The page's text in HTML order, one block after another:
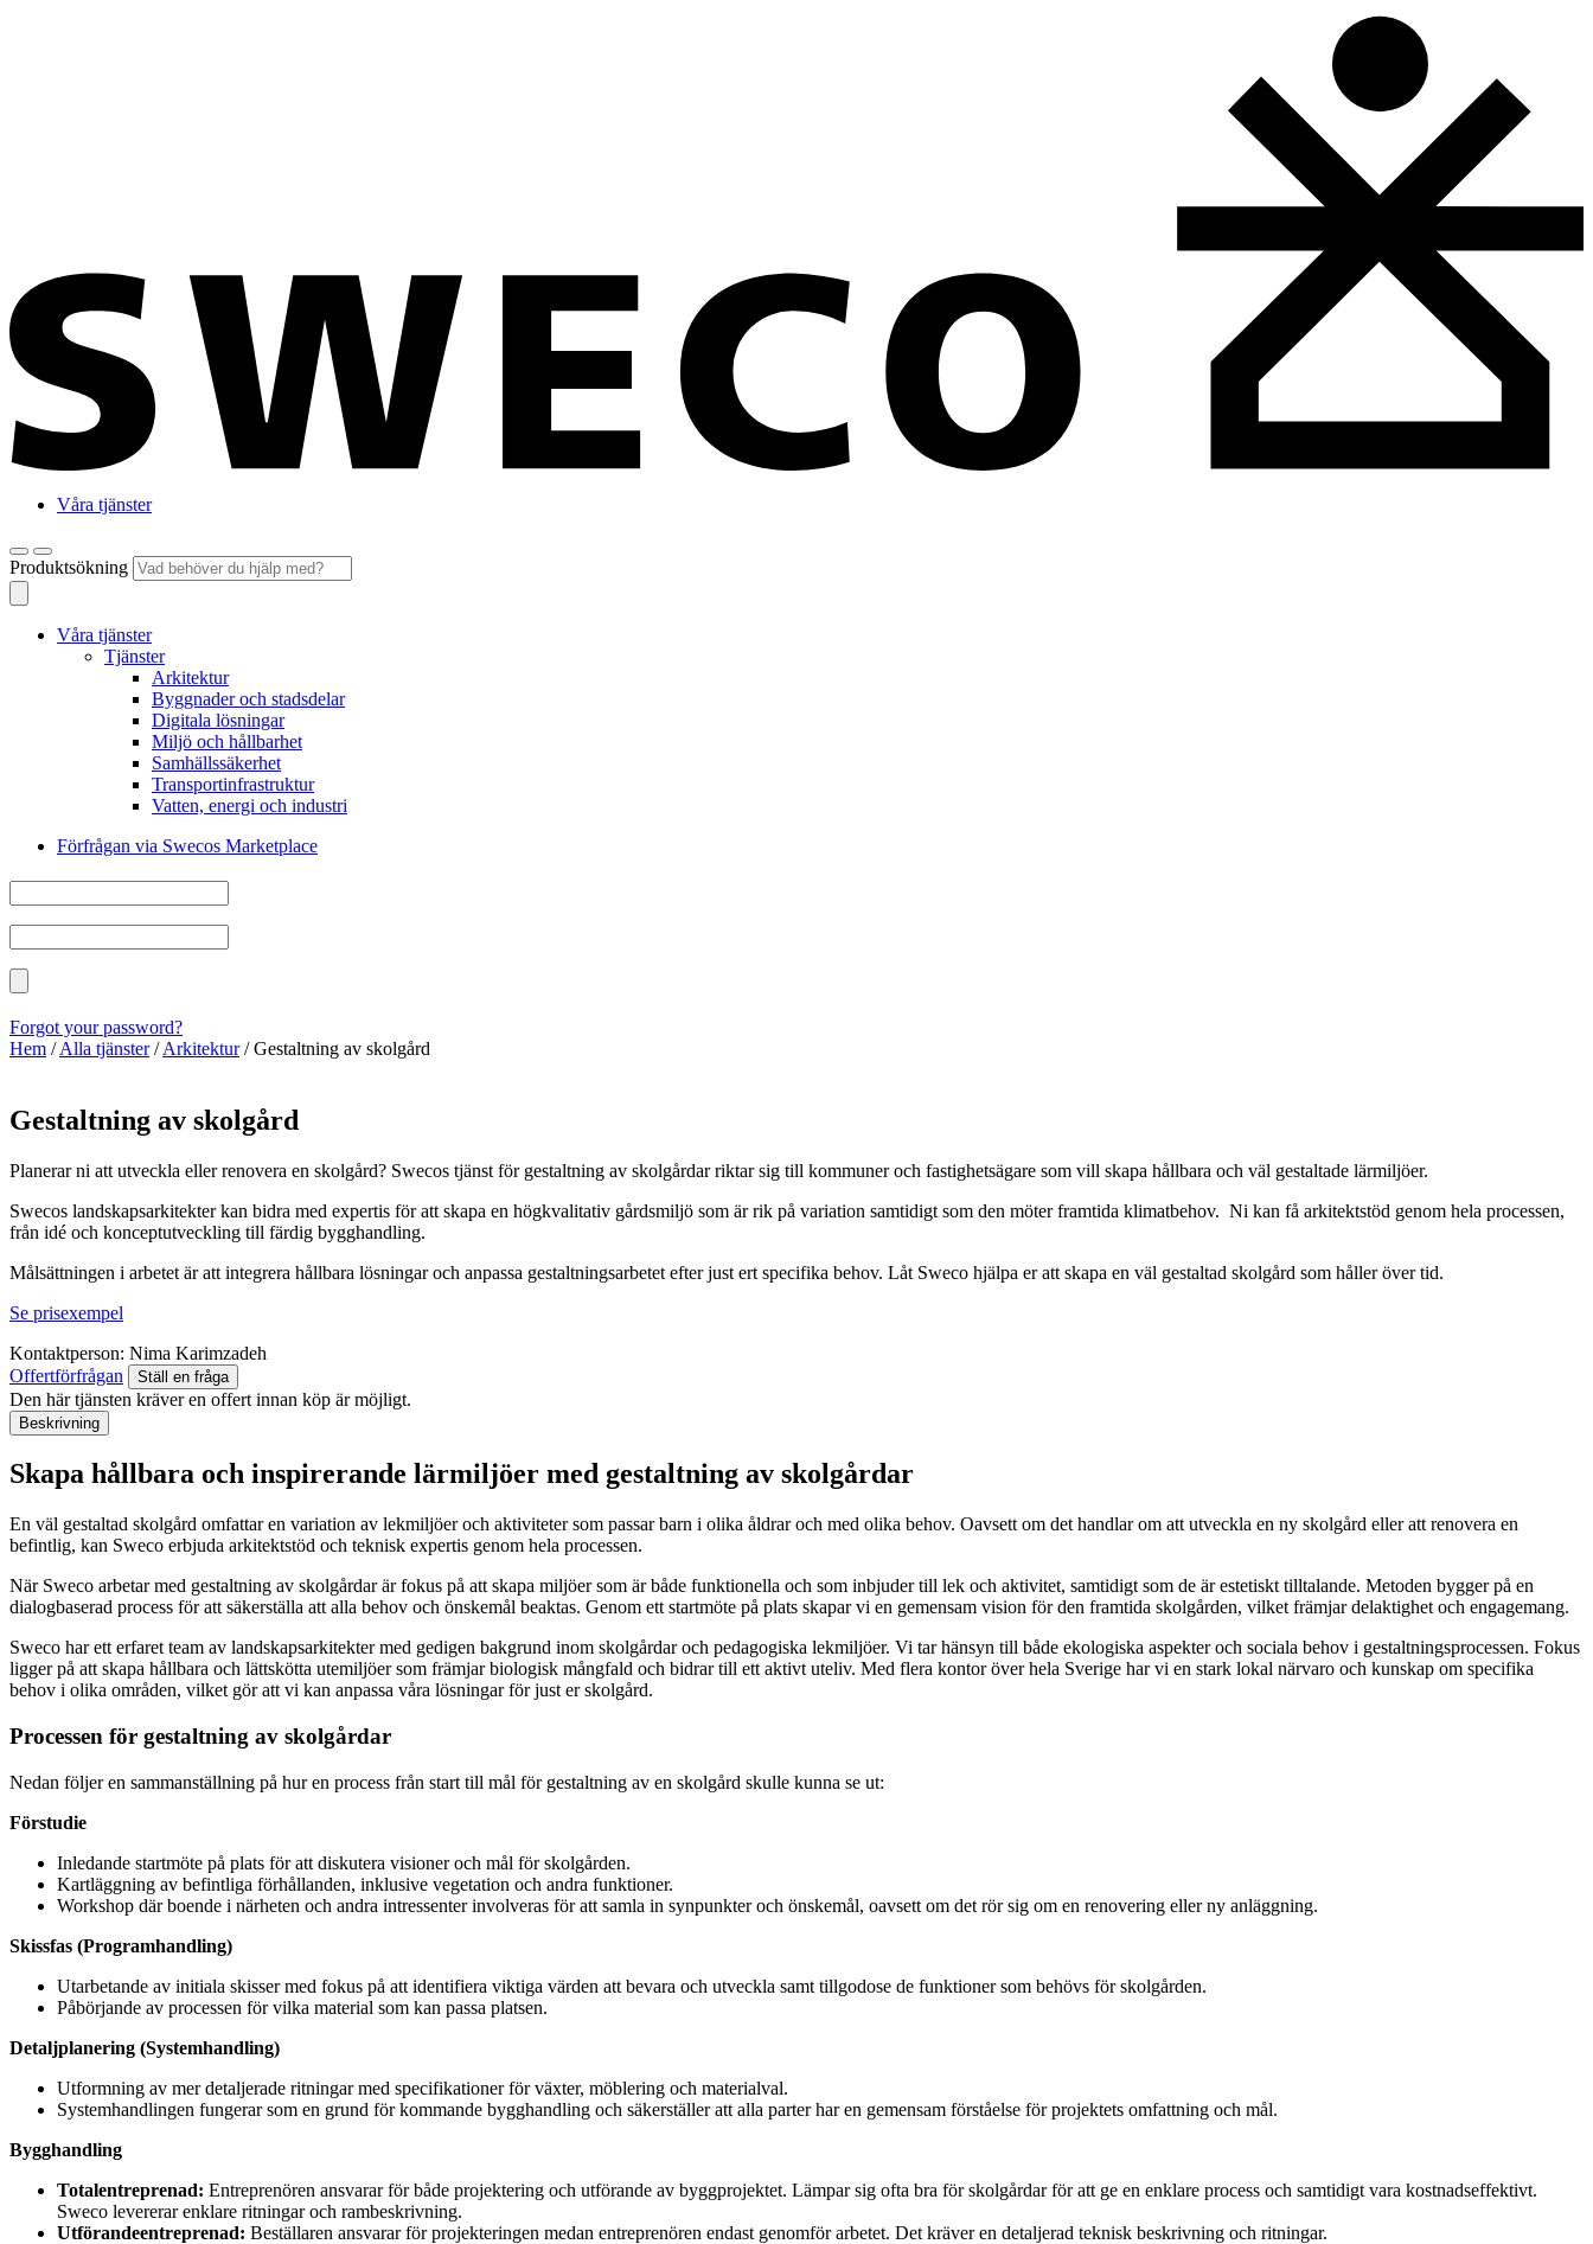
Våra tjänster
Produktsökning
Våra tjänster
Tjänster
Arkitektur
Byggnader och stadsdelar
Digitala lösningar
Miljö och hållbarhet
Samhällssäkerhet
Transportinfrastruktur
Vatten, energi och industri
Förfrågan via Swecos Marketplace
Forgot your password?
Hem /Alla tjänster/Arkitektur/Gestaltning av skolgård
Gestaltning av skolgård
Planerar ni att utveckla eller renovera en skolgård? Swecos tjänst för gestaltning av skolgårdar riktar sig till kommuner och fastighetsägare som vill skapa hållbara och väl gestaltade lärmiljöer.
Swecos landskapsarkitekter kan bidra med expertis för att skapa en högkvalitativ gårdsmiljö som är rik på variation samtidigt som den möter framtida klimatbehov. Ni kan få arkitektstöd genom hela processen,
från idé och konceptutveckling till färdig bygghandling.
Målsättningen i arbetet är att integrera hållbara lösningar och anpassa gestaltningsarbetet efter just ert specifika behov. Låt Sweco hjälpa er att skapa en väl gestaltad skolgård som håller över tid.
Se prisexempel
Kontaktperson: Nima Karimzadeh
Offertförfrågan
Ställ en fråga
Den här tjänsten kräver en offert innan köp är möjligt.
Beskrivning
Skapa hållbara och inspirerande lärmiljöer med gestaltning av skolgårdar
En väl gestaltad skolgård omfattar en variation av lekmiljöer och aktiviteter som passar barn i olika åldrar och med olika behov. Oavsett om det handlar om att utveckla en ny skolgård eller att renovera en
befintlig, kan Sweco erbjuda arkitektstöd och teknisk expertis genom hela processen.
När Sweco arbetar med gestaltning av skolgårdar är fokus på att skapa miljöer som är både funktionella och som inbjuder till lek och aktivitet, samtidigt som de är estetiskt tilltalande. Metoden bygger på en
dialogbaserad process för att säkerställa att alla behov och önskemål beaktas. Genom ett startmöte på plats skapar vi en gemensam vision för den framtida skolgården, vilket främjar delaktighet och engagemang.
Sweco har ett erfaret team av landskapsarkitekter med gedigen bakgrund inom skolgårdar och pedagogiska lekmiljöer. Vi tar hänsyn till både ekologiska aspekter och sociala behov i gestaltningsprocessen. Fokus
ligger på att skapa hållbara och lättskötta utemiljöer som främjar biologisk mångfald och bidrar till ett aktivt uteliv. Med flera kontor över hela Sverige har vi en stark lokal närvaro och kunskap om specifika
behov i olika områden, vilket gör att vi kan anpassa våra lösningar för just er skolgård.
Processen för gestaltning av skolgårdar
Nedan följer en sammanställning på hur en process från start till mål för gestaltning av en skolgård skulle kunna se ut:
Förstudie
Inledande startmöte på plats för att diskutera visioner och mål för skolgården.
Kartläggning av befintliga förhållanden, inklusive vegetation och andra funktioner.
Workshop där boende i närheten och andra intressenter involveras för att samla in synpunkter och önskemål, oavsett om det rör sig om en renovering eller ny anläggning.
Skissfas (Programhandling)
Utarbetande av initiala skisser med fokus på att identifiera viktiga värden att bevara och utveckla samt tillgodose de funktioner som behövs för skolgården.
Påbörjande av processen för vilka material som kan passa platsen.
Detaljplanering (Systemhandling)
Utformning av mer detaljerade ritningar med specifikationer för växter, möblering och materialval.
Systemhandlingen fungerar som en grund för kommande bygghandling och säkerställer att alla parter har en gemensam förståelse för projektets omfattning och mål.
Bygghandling
Totalentreprenad: Entreprenören ansvarar för både projektering och utförande av byggprojektet. Lämpar sig ofta bra för skolgårdar för att ge en enklare process och samtidigt vara kostnadseffektivt.
Sweco levererar enklare ritningar och rambeskrivning.
Utförandeentreprenad: Beställaren ansvarar för projekteringen medan entreprenören endast genomför arbetet. Det kräver en detaljerad teknisk beskrivning och ritningar.